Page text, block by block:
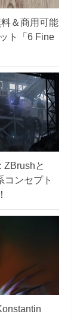
＆商用可能
ト「6 Fine
ZBrushと
コンセプト